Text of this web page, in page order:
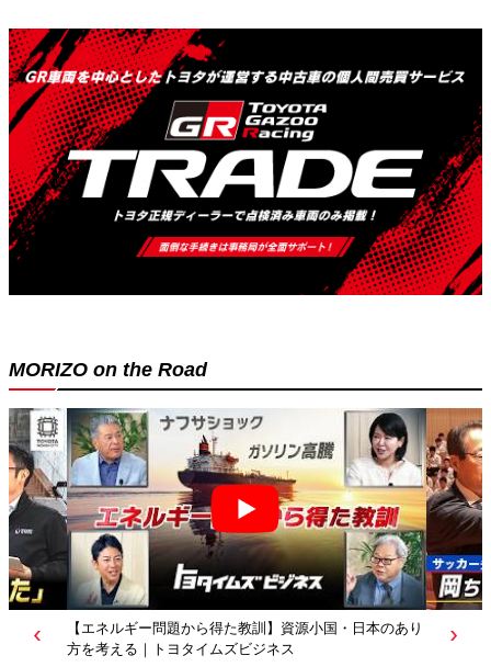
MORIZO on the Road
【エネルギー問題から得た教訓】資源小国・日本のあり
方を考える｜トヨタイムズビジネス